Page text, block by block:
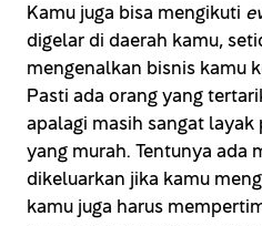
Kamu juga bisa mengikuti
digelar di daerah kamu,
mengenalkan bisnis kamu
Pasti ada orang yang
apalagi masih sangat
yang murah. Tentunya ada
dikeluarkan jika kamu
kamu juga harus